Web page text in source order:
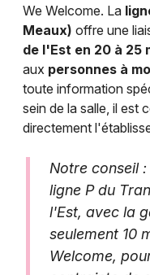
We Welcome. La
Meaux) offre une
de l'Est en 20 à 25
aux personnes à
toute information
sein de la salle, il est
directement
Notre conseil
ligne P du
l'Est, avec la
seulement 10
Welcome,